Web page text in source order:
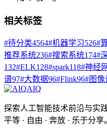
相关标签
#待分类4564#机器学习526#
推荐系统236#搜索系统174#
132#ELK128#spark118#神经
谱97#大数据96#Flink96#图像
AIQ
探索人工智能技术前沿与实践
平等 · 自由 · 奔放 · 乐于分享